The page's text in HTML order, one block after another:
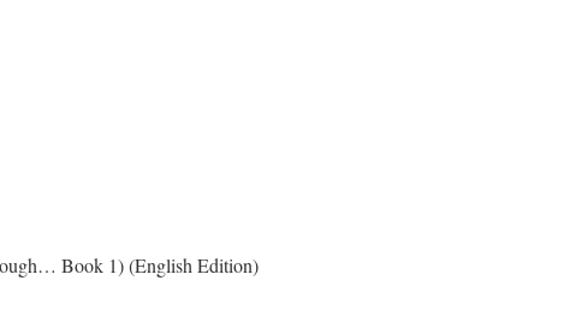
Book 1) (English Edition)